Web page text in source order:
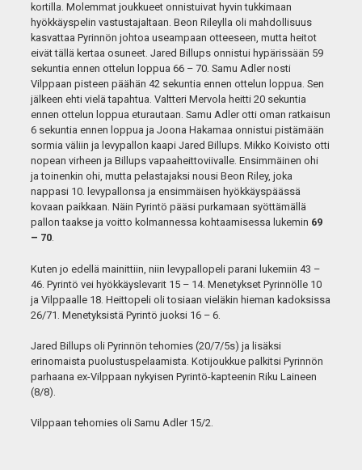
kortilla. Molemmat joukkueet onnistuivat hyvin tukkimaan
hyökkäyspelin vastustajaltaan. Beon Rileylla oli mahdollisuus
kasvattaa Pyrinnön johtoa useampaan otteeseen, mutta heitot
eivät tällä kertaa osuneet. Jared Billups onnistui hypärissään 59
sekuntia ennen ottelun loppua 66 – 70. Samu Adler nosti
Vilppaan pisteen päähän 42 sekuntia ennen ottelun loppua. Sen
jälkeen ehti vielä tapahtua. Valtteri Mervola heitti 20 sekuntia
ennen ottelun loppua eturautaan. Samu Adler otti oman ratkaisun
6 sekuntia ennen loppua ja Joona Hakamaa onnistui pistämään
sormia väliin ja levypallon kaapi Jared Billups. Mikko Koivisto otti
nopean virheen ja Billups vapaaheittoviivalle. Ensimmäinen ohi
ja toinenkin ohi, mutta pelastajaksi nousi Beon Riley, joka
nappasi 10. levypallonsa ja ensimmäisen hyökkäyspäässä
kovaan paikkaan. Näin Pyrintö pääsi purkamaan syöttämällä
pallon taakse ja voitto kolmannessa kohtaamisessa lukemin 69
– 70.
Kuten jo edellä mainittiin, niin levypallopeli parani lukemiin 43 –
46. Pyrintö vei hyökkäyslevarit 15 – 14. Menetykset Pyrinnölle 10
ja Vilppaalle 18. Heittopeli oli tosiaan vieläkin hieman kadoksissa
26/71. Menetyksistä Pyrintö juoksi 16 – 6.
Jared Billups oli Pyrinnön tehomies (20/7/5s) ja lisäksi
erinomaista puolustuspelaamista. Kotijoukkue palkitsi Pyrinnön
parhaana ex-Vilppaan nykyisen Pyrintö-kapteenin Riku Laineen
(8/8).
Vilppaan tehomies oli Samu Adler 15/2.